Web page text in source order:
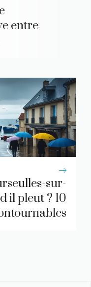
entre
sur-
il pleut ? 10